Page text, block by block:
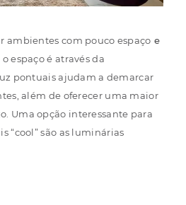
ambientes com pouco espaço e
espaço é através da
pontuais ajudam a demarcar
além de oferecer uma maior
Uma opção interessante para
“cool” são as luminárias